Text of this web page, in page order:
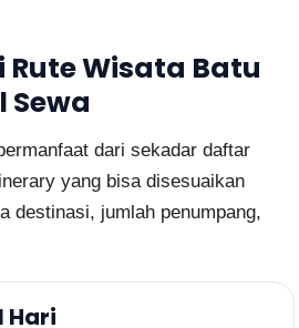
Rute Wisata Batu
Sewa
dari sekadar daftar
yang bisa disesuaikan
destinasi, jumlah penumpang,
Hari